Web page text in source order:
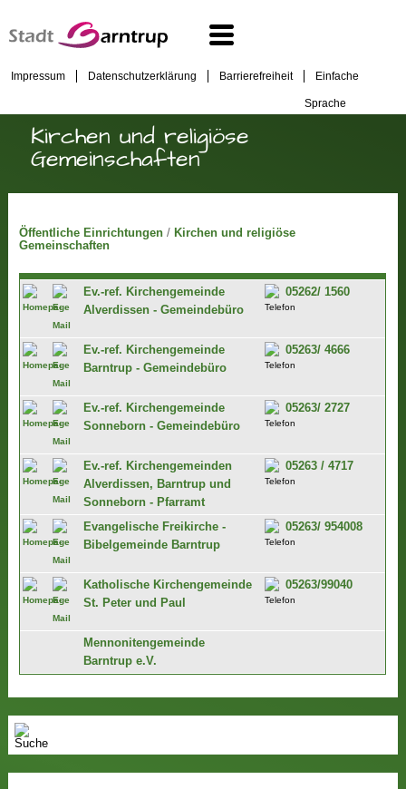
Impressum Datenschutzerklärung Barrierefreiheit Einfache
Sprache
Kirchen und religiöse
Gemeinschaften
Öffentliche Einrichtungen/ Kirchen und religiöse
Gemeinschaften
Ev.-ref. Kirchengemeinde
Alverdissen - Gemeindebüro
05262/ 1560
Ev.-ref. Kirchengemeinde
Barntrup - Gemeindebüro
05263/ 4666
Ev.-ref. Kirchengemeinde
Sonneborn - Gemeindebüro
05263/ 2727
Ev.-ref. Kirchengemeinden
Alverdissen, Barntrup und
Sonneborn - Pfarramt
05263 / 4717
Evangelische Freikirche -
Bibelgemeinde Barntrup
05263/ 954008
Katholische Kirchengemeinde
St. Peter und Paul
05263/99040
Mennonitengemeinde
Barntrup e.V.